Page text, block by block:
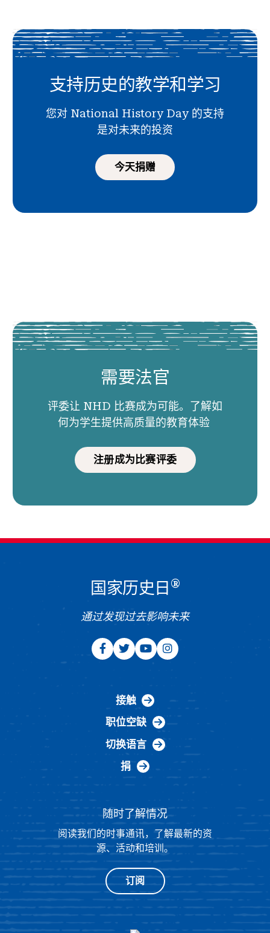
支持历史的教学和学习
您对 National History Day 的支持
是对未来的投资
今天捐赠
需要法官
评委让 NHD 比赛成为可能。了解如
何为学生提供高质量的教育体验
注册成为比赛评委
国家历史日 ®
通过发现过去影响未来
接触
职位空缺
切换语言
捐
随时了解情况
阅读我们的时事通讯，了解最新的资
源、活动和培训。
订阅